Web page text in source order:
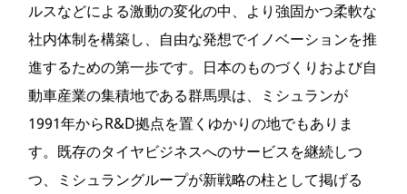
ルスなどによる激動の変化の中、より強固かつ柔軟な
社内体制を構築し、自由な発想でイノベーションを推
進するための第一歩です。日本のものづくりおよび自
動車産業の集積地である群馬県は、ミシュランが
1991年からR&D拠点を置くゆかりの地でもありま
す。既存のタイヤビジネスへのサービスを継続しつ
つ、ミシュラングループが新戦略の柱として掲げる